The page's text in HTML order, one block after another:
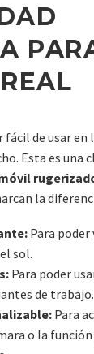
de usar en
Esta es una
la
Para
sol.
Para poder
de trabajo.
Para
o la función